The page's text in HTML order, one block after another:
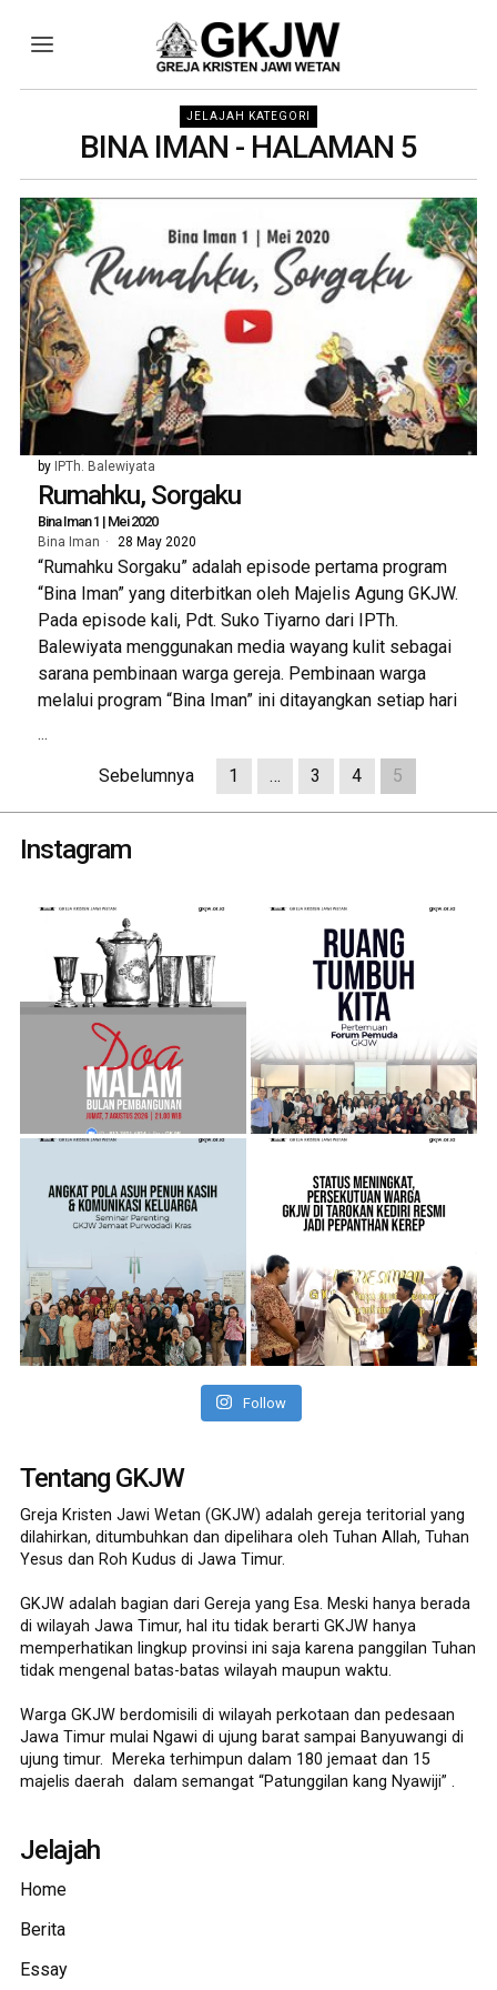
JELAJAH KATEGORI
BINA IMAN - HALAMAN 5
by IPTh. Balewiyata
Rumahku, Sorgaku
Bina Iman 1 | Mei 2020
Bina Iman 28 May 2020
“Rumahku Sorgaku” adalah episode pertama program
“Bina Iman” yang diterbitkan oleh Majelis Agung GKJW.
Pada episode kali, Pdt. Suko Tiyarno dari IPTh.
Balewiyata menggunakan media wayang kulit sebagai
sarana pembinaan warga gereja. Pembinaan warga
melalui program “Bina Iman” ini ditayangkan setiap hari
...
Sebelumnya
1 … 3 4 5
Instagram
Follow
Tentang GKJW
Greja Kristen Jawi Wetan (GKJW) adalah gereja teritorial yang
dilahirkan, ditumbuhkan dan dipelihara oleh Tuhan Allah, Tuhan
Yesus dan Roh Kudus di Jawa Timur.
GKJW adalah bagian dari Gereja yang Esa. Meski hanya berada
di wilayah Jawa Timur, hal itu tidak berarti GKJW hanya
memperhatikan lingkup provinsi ini saja karena panggilan Tuhan
tidak mengenal batas-batas wilayah maupun waktu.
Warga GKJW berdomisili di wilayah perkotaan dan pedesaan
Jawa Timur mulai Ngawi di ujung barat sampai Banyuwangi di
ujung timur. Mereka terhimpun dalam 180 jemaat dan 15
majelis daerah dalam semangat “Patunggilan kang Nyawiji” .
Jelajah
Home
Berita
Essay